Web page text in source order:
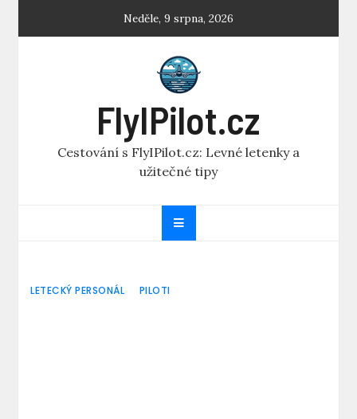
Neděle, 9 srpna, 2026
FlyIPilot.cz
Cestování s FlyIPilot.cz: Levné letenky a
užitečné tipy
LETECKÝ PERSONÁL PILOTI